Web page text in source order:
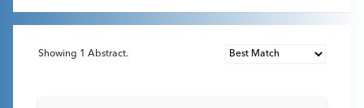
Showing 1 Abstract.